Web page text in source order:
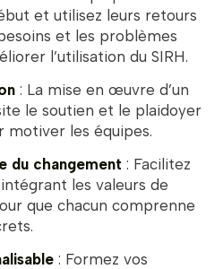
et utilisez leurs retours
et les problèmes
l’utilisation du SIRH.
: La mise en œuvre d’un
le soutien et le plaidoyer
motiver les équipes.
du changement : Facilitez
les valeurs de
que chacun comprenne
: Formez vos